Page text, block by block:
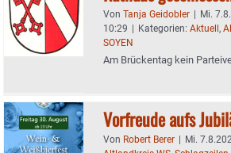
Von Tanja Geidobler | Mi.
10:29 | Kategorien: Aktuell,
SOYEN
Am Brückentag kein
Vorfreude aufs
Von Robert Berer | Mi.